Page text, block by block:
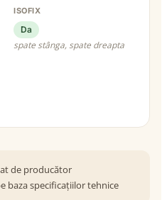
ISOFIX
Da
spate stânga, spate dreapta
de producător
baza specificațiilor tehnice